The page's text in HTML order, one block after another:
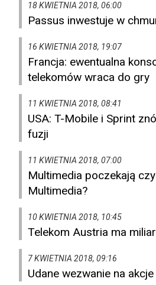
18 KWIETNIA 2018, 06:00
Passus inwestuje w
16 KWIETNIA 2018, 19:07
Francja: ewentualna
telekomów wraca do gry
11 KWIETNIA 2018, 08:41
USA: T-Mobile i Sprint
fuzji
11 KWIETNIA 2018, 07:00
Multimedia poczekają
Multimedia?
10 KWIETNIA 2018, 10:45
Telekom Austria ma
7 KWIETNIA 2018, 09:16
Udane wezwanie na